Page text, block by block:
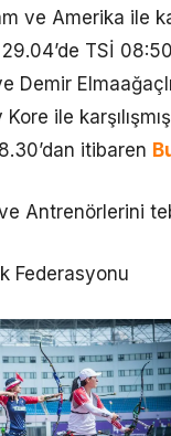
ve Amerika ile
TSİ
Demir
ile
itibaren
ve Antrenörlerini
Federasyonu